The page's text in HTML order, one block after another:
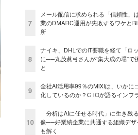
7
メール配信に求められる「信頼性」
業のDMARC運用が失敗するワケと
所
8
ナイキ、DHLでのIT要職を経て「ロ
に──丸茂眞弓さんが“集大成の場”で
と
9
全社AI活用率99％のMIXIは、いかに
化しているのか？CTOが語るインフ
10
「分析はAIに任せる時代」に生き残
像──好業績企業に共通する組織デザ
も解く